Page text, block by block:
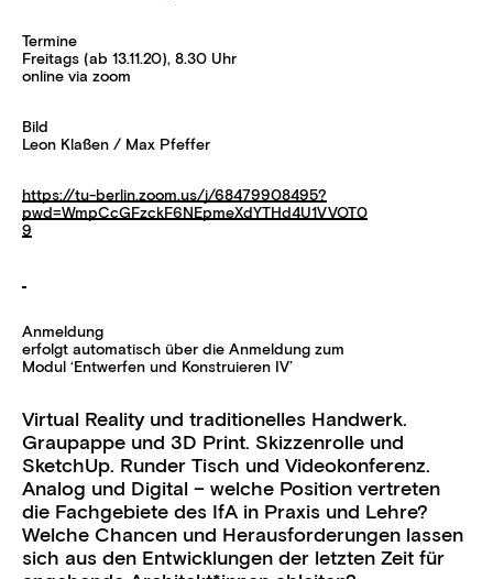
Termine
Freitags (ab 13.11.20), 8.30 Uhr
online via zoom
Bild
Leon Klaßen / Max Pfeffer
https://tu-berlin.zoom.us/j/68479908495?
pwd=WmpCcGFzckF6NEpmeXdYTHd4U1VVQT0
9
Anmeldung
erfolgt automatisch über die Anmeldung zum
Modul ‘Entwerfen und Konstruieren IV’
Virtual Reality und traditionelles Handwerk.
Graupappe und 3D Print. Skizzenrolle und
SketchUp. Runder Tisch und Videokonferenz.
Analog und Digital – welche Position vertreten
die Fachgebiete des IfA in Praxis und Lehre?
Welche Chancen und Herausforderungen lassen
sich aus den Entwicklungen der letzten Zeit für